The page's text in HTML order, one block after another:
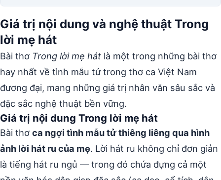
Giá trị nội dung và nghệ thuật Trong
lời mẹ hát
Bài thơ Trong lời mẹ hát là một trong những bài thơ
hay nhất về tình mẫu tử trong thơ ca Việt Nam
đương đại, mang những giá trị nhân văn sâu sắc và
đặc sắc nghệ thuật bền vững.
Giá trị nội dung Trong lời mẹ hát
Bài thơ ca ngợi tình mẫu tử thiêng liêng qua hình
ảnh lời hát ru của mẹ. Lời hát ru không chỉ đơn giản
là tiếng hát ru ngủ — trong đó chứa đựng cả một